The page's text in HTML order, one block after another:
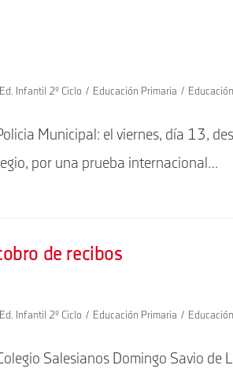
Ed. Infantil 2º Ciclo / Educación Primaria /
Municipal: el viernes, día 13,
por una prueba internacional…
de recibos
Ed. Infantil 2º Ciclo / Educación Primaria /
Salesianos Domingo Savio de